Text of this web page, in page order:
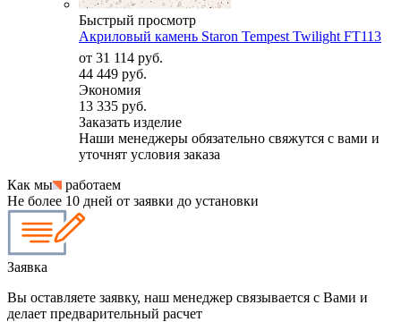
Быстрый просмотр
Акриловый камень Staron Tempest Twilight FT113
от 31 114 руб.
44 449 руб.
Экономия
13 335 руб.
Заказать изделие
Наши менеджеры обязательно свяжутся с вами и
уточнят условия заказа
Как мы
работаем
Не более 10 дней от заявки до установки
Заявка
Вы оставляете заявку, наш менеджер связывается с Вами и
делает предварительный расчет